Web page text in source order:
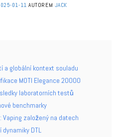
01-11 AUTOREM JACK
a globální kontext souladu
MOTI Elegance 20000
laboratorních testů
benchmarky
Vaping založený na datech
DTL